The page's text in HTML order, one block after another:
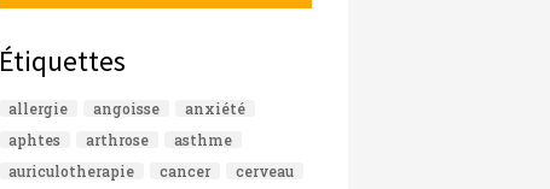
Étiquettes
allergie angoisse
anxiété
aphtes
arthrose
asthme
auriculotherapie
cancer
cerveau